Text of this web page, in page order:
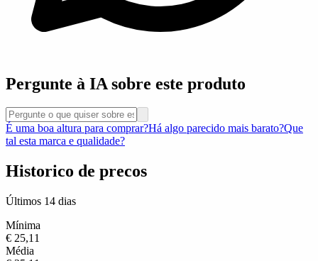
Pergunte à IA sobre este produto
É uma boa altura para comprar?Há algo parecido mais barato?Que
tal esta marca e qualidade?
Historico de precos
Últimos 14 dias
Mínima
€ 25,11
Média